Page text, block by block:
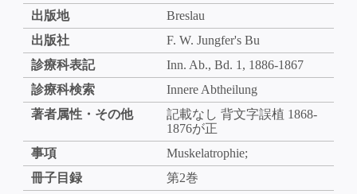
出版地
Breslau
出版社
F. W. Jungfer's Bu
診療科表記
Inn. Ab., Bd. 1, 1886-1867
診療科検索
Innere Abtheilung
著者属性・その他
記載なし 背文字誤植 1868-
1876が正
事項
Muskelatrophie;
冊子目録
第2巻